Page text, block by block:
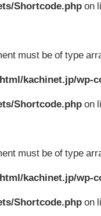
Shortcode.php on
must be of type
kachinet.jp/wp-
Shortcode.php on
must be of type
kachinet.jp/wp-
Shortcode.php on